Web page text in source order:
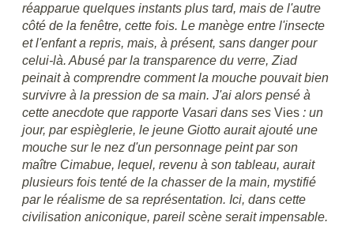
réapparue quelques instants plus tard, mais de l'autre
côté de la fenêtre, cette fois. Le manège entre l'insecte
et l'enfant a repris, mais, à présent, sans danger pour
celui-là. Abusé par la transparence du verre, Ziad
peinait à comprendre comment la mouche pouvait bien
survivre à la pression de sa main. J'ai alors pensé à
cette anecdote que rapporte Vasari dans sesVies : un
jour, par espièglerie, le jeune Giotto aurait ajouté une
mouche sur le nez d'un personnage peint par son
maître Cimabue, lequel, revenu à son tableau, aurait
plusieurs fois tenté de la chasser de la main, mystifié
par le réalisme de sa représentation. Ici, dans cette
civilisation aniconique, pareil scène serait impensable.